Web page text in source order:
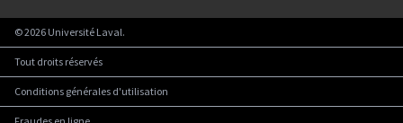
©2026 Université Laval.
Tout droits réservés
Conditions générales d'utilisation